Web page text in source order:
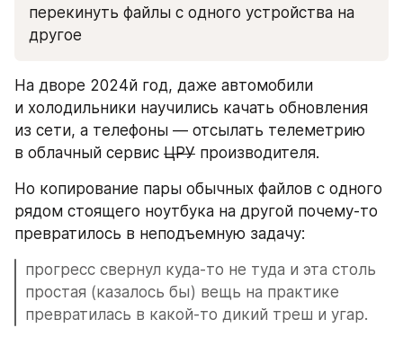
перекинуть файлы с одного устройства на
другое
На дворе 2024й год, даже автомобили
и холодильники научились качать обновления
из сети, а телефоны — отсылать телеметрию
в облачный сервис ЦРУ производителя.
Но копирование пары обычных файлов с одного
рядом стоящего ноутбука на другой почему-то
превратилось в неподъемную задачу:
прогресс свернул куда-то не туда и эта столь
простая (казалось бы) вещь на практике
превратилась в какой-то дикий треш и угар.